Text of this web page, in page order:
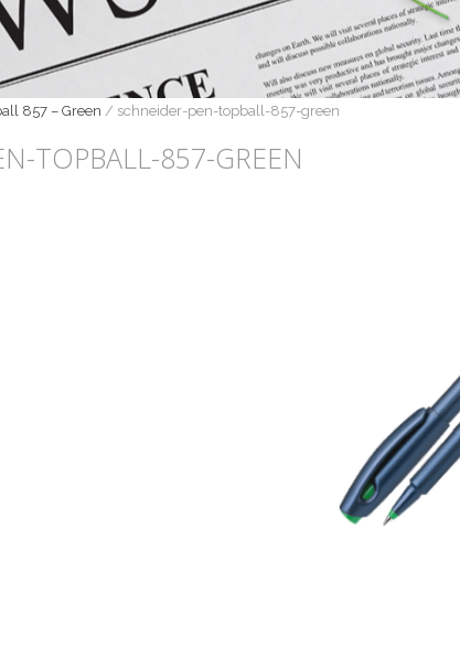
857 – Green / schneider-pen-topball-857-green
TOPBALL-857-GREEN